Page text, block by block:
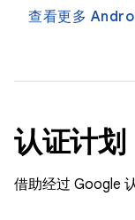
查看更多
认证计划
借助经过 Google